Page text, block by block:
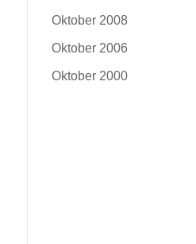
Oktober 2008
Oktober 2006
Oktober 2000